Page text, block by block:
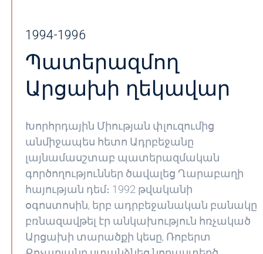
1994-1996
Պատերազմող
Արցախի ղեկավար
Խորհրդային Միության փլուզումից
անմիջապես հետո Ադրբեջանը
լայնամասշտաբ պատերազմական
գործողություններ ծավալեց Ղարաբաղի
հայության դեմ։ 1992 թվականի
օգոստոսին, երբ ադրբեջանական բանակը
բռնազավթել էր անկախություն հռչակած
Արցախի տարածքի կեսը, Ռոբերտ